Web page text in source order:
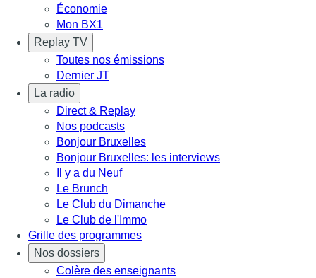
Économie
Mon BX1
Replay TV
Toutes nos émissions
Dernier JT
La radio
Direct & Replay
Nos podcasts
Bonjour Bruxelles
Bonjour Bruxelles: les interviews
Il y a du Neuf
Le Brunch
Le Club du Dimanche
Le Club de l'Immo
Grille des programmes
Nos dossiers
Colère des enseignants